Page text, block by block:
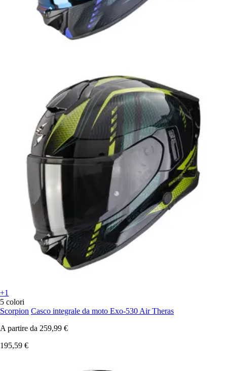
+1
5 colori
Scorpion Casco integrale da moto Exo-530 Air Theras
A partire da 259,99 €
195,59 €